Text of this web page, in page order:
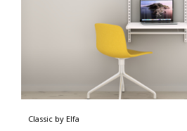
Classic by Elfa